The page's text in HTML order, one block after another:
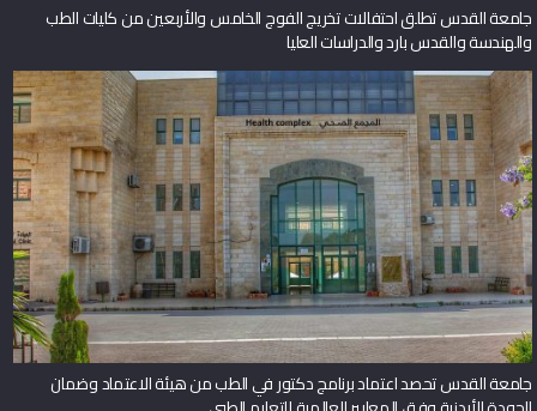
جامعة القدس تطلق احتفالات تخريج الفوج الخامس والأربعين من كليات الطب
والهندسة والقدس بارد والدراسات العليا
جامعة القدس تحصد اعتماد برنامج دكتور في الطب من هيئة الاعتماد وضمان